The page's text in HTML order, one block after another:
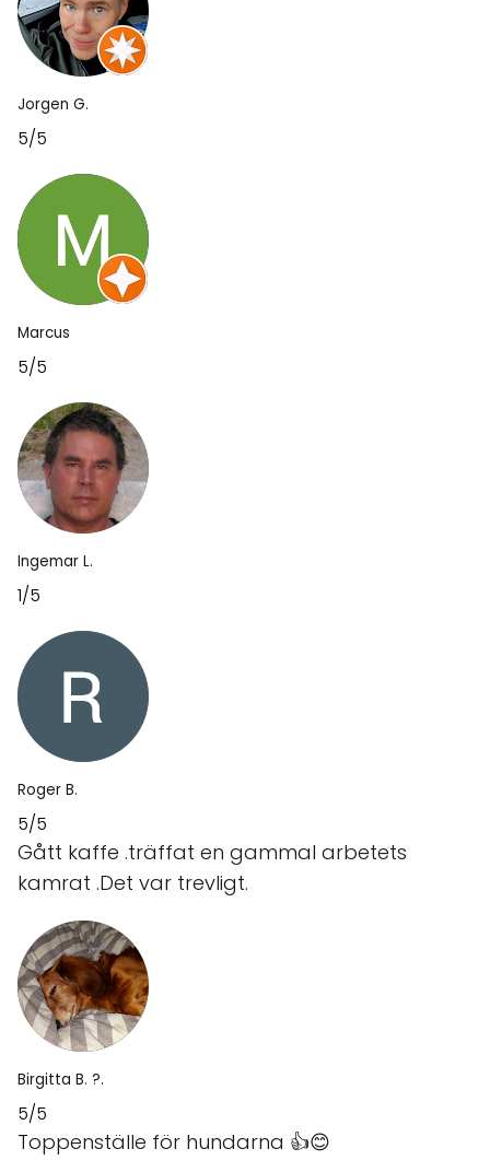
Jorgen G.
5/5
Marcus
5/5
Ingemar L.
1/5
Roger B.
5/5
Gått kaffe .träffat en gammal arbetets
kamrat .Det var trevligt.
Birgitta B. ?.
5/5
Toppenställe för hundarna 👍😊